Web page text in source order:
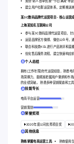
建立用户社群运营体系，定期推送
某3C数码品牌代运营项目 - 核心运营
上海某知名互联网公司
参与某3C数码品牌代运营项目，针
运营品牌官方微博、微信公众号，
联合科技类KOL进行产品测评和直
优化售后服务流程，建立快速响应
个人总结
拥有[工作年限]年代运营经验，熟悉电
场洞察力，能精准把握用户需求和市
的业绩突破。 熟悉多种营销渠道和工
技能专长
电商平台运营
营销策划
荣誉奖项
2020年度公司优秀项目奖
其他信息
熟练掌握电商运营工具: 熟练使用